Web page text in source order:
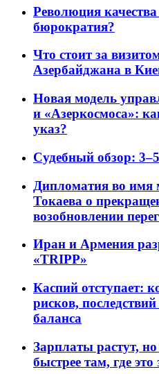
Революция
бюрократия?
Что стоит за
Азербайджана в
Новая модель
и «Азеркосмоса»:
указ?
Судебный обзор:
Дипломатия во имя
Токаева о
возобновлении
Иран и Армения
«TRIPP»
Каспий отступает:
рисков,
баланса
Зарплаты растут,
быстрее там, где это